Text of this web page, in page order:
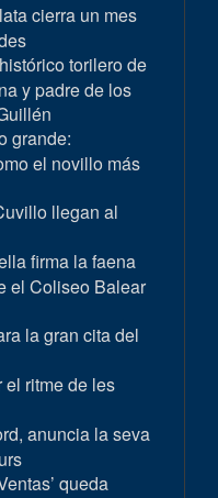
cierra un mes
torilero de
y padre de los
grande:
el novillo más
llegan al
firma la faena
el Coliseo Balear
la gran cita del
el ritme de les
anuncia la seva
queda